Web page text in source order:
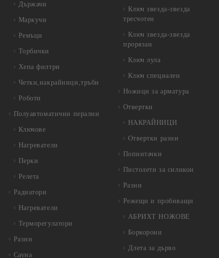
Държачи
Маркучи
Ремъци
Торбички
Хепа филтри
Четки,накрайници,тръби
Роботи
Полуавтоматични перални
Ключове
Нагреватели
Перки
Релета
Радиатори
Нагреватели
Терморегулатори
Разни
Сауна
Ключ звезда-звезда
тресчотен
Ключ звезда-звезда
прорязан
Ключ лула
Ключ специален
Ножици за арматура
Отвертки
НАКРАЙНИЦИ
Отвертки разни
Попнитачки
Пистолети за силикон
Разни
Режещи и пробиващи
АБРИХТ НОЖОВЕ
Боркорони
Длета за дърво